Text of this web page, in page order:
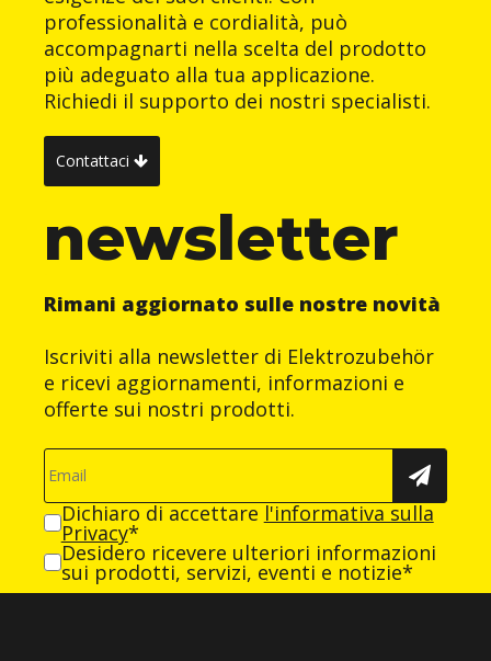
professionalità e cordialità, può
accompagnarti nella scelta del prodotto
più adeguato alla tua applicazione.
Richiedi il supporto dei nostri specialisti.
Contattaci
newsletter
Rimani aggiornato sulle nostre novità
Iscriviti alla newsletter di Elektrozubehör
e ricevi aggiornamenti, informazioni e
offerte sui nostri prodotti.
Dichiaro di accettare l'informativa sulla
Privacy*
Desidero ricevere ulteriori informazioni
sui prodotti, servizi, eventi e notizie*